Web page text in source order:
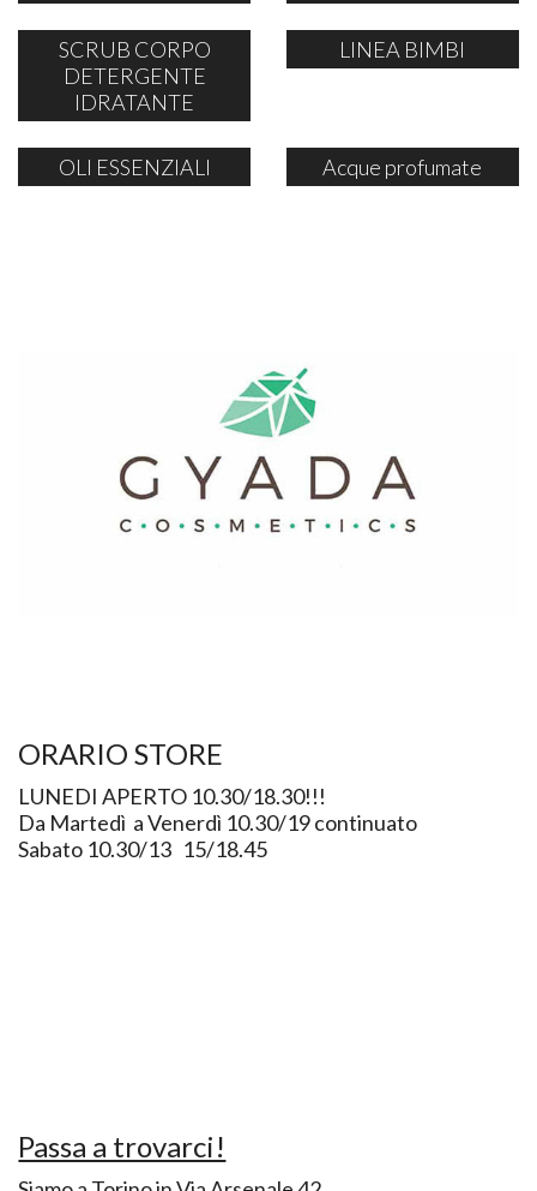
SCRUB CORPO
DETERGENTE
IDRATANTE
LINEA BIMBI
OLI ESSENZIALI Acque profumate
ORARIO STORE
LUNEDI APERTO 10.30/18.30!!!
Da Martedì a Venerdì 10.30/19 continuato
Sabato 10.30/13 15/18.45
Passa a trovarci!